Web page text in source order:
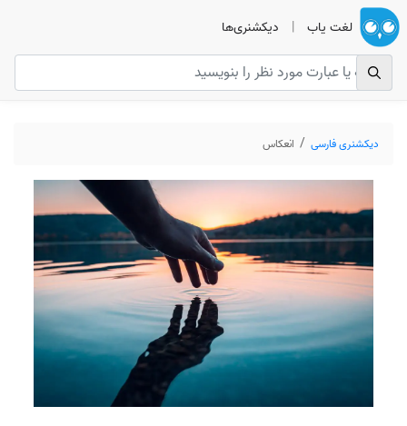
لغت یاب | دیکشنری‌ها
دیکشنری فارسی انعکاس